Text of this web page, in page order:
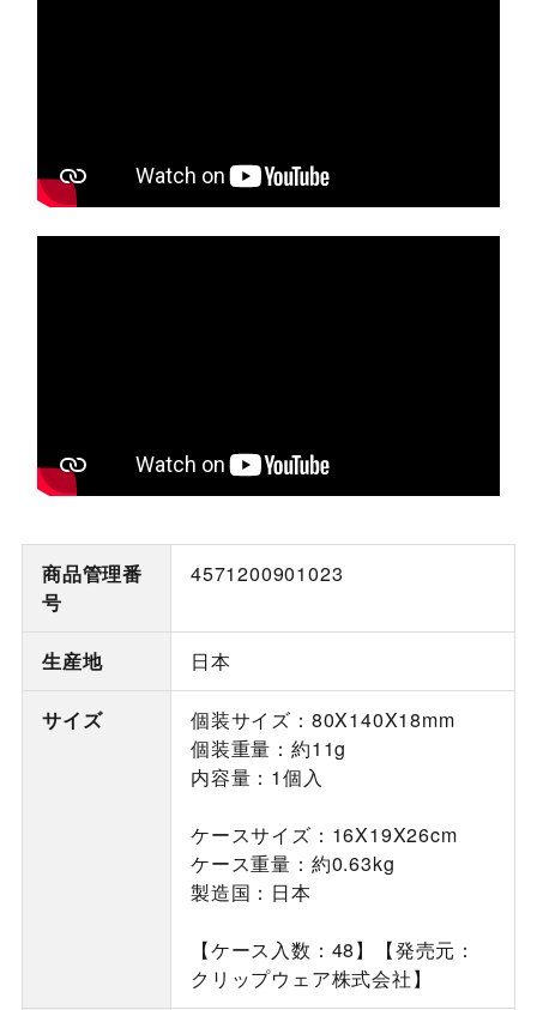
商品管理番
号
4571200901023
生産地 日本
サイズ
個装サイズ：80X140X18mm
個装重量：約11g
内容量：1個入
ケースサイズ：16X19X26cm
ケース重量：約0.63kg
製造国：日本
【ケース入数：48】【発売元：
クリップウェア株式会社】